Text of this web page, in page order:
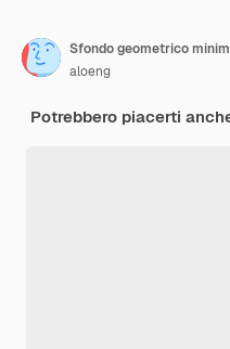
aloeng
Potrebbero piacerti